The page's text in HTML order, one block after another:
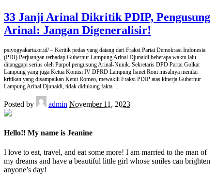
33 Janji Arinal Dikritik PDIP, Pengusung
Arinal: Jangan Digeneralisir!
psiyogyakarta.or.id/ – Keritik pedas yang datang dari Fraksi Partai Demokrasi Indonesia
(PDI) Perjuangan terhadap Gubernur Lampung Arinal Djunaidi beberapa waktu lalu
ditanggapi serius oleh Parpol pengusung Arinal-Nunik. Sekretaris DPD Partai Golkar
Lampung yang juga Ketua Komisi IV DPRD Lampung Ismet Roni misalnya menilai
kritikan yang disampaikan Ketut Romeo, mewakili Fraksi PDIP atas kinerja Gubernur
Lampung Arinal Djunaidi, tidak didukung fakta. ...
Posted by admin November 11, 2023
Hello!! My name is Jeanine
I love to eat, travel, and eat some more! I am married to the man of
my dreams and have a beautiful little girl whose smiles can brighten
anyone’s day!